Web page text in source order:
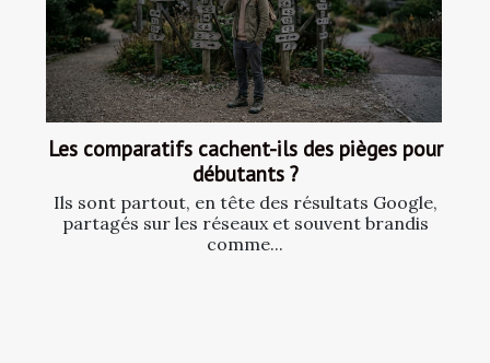
Les comparatifs cachent-ils des pièges pour
débutants ?
Ils sont partout, en tête des résultats Google,
partagés sur les réseaux et souvent brandis
comme...